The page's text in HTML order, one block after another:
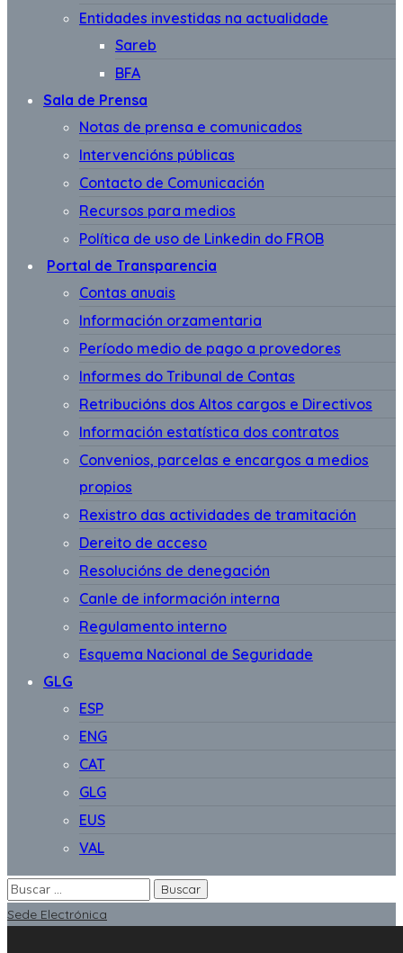
Entidades investidas na actualidade
Sareb
BFA
Sala de Prensa
Notas de prensa e comunicados
Intervencións públicas
Contacto de Comunicación
Recursos para medios
Política de uso de Linkedin do FROB
Portal de Transparencia
Contas anuais
Información orzamentaria
Período medio de pago a provedores
Informes do Tribunal de Contas
Retribucións dos Altos cargos e Directivos
Información estatística dos contratos
Convenios, parcelas e encargos a medios
propios
Rexistro das actividades de tramitación
Dereito de acceso
Resolucións de denegación
Canle de información interna
Regulamento interno
Esquema Nacional de Seguridade
GLG
ESP
ENG
CAT
GLG
EUS
VAL
Sede Electrónica